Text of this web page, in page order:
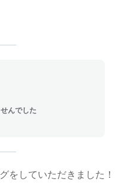
んでした
をしていただきました！